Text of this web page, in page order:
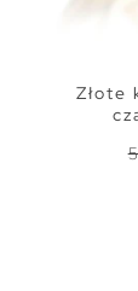
Złote